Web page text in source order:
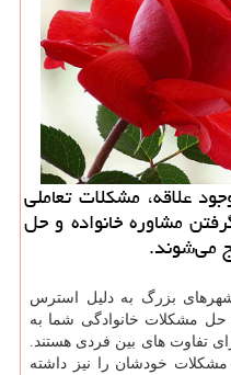
علاقه، مشكلات تعاملی
مشاوره خانواده و حل
می‌شوند.
بزرگ به دلیل استرس
حل مشکلات خانوادگی شما به
تفاوت های بین فردی هستند.
خودشان را نیز داشته